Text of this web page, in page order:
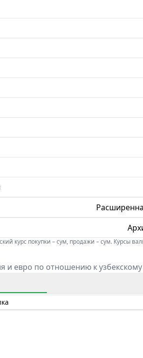
курс покупки – сум, продажи – сум. Курсы
и евро по отношению к узбекскому